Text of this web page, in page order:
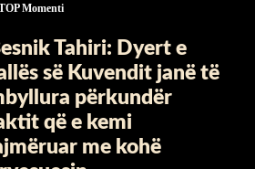
Momenti
Tahiri: Dyert e
së Kuvendit janë të
përkundër
që e kemi
me kohë